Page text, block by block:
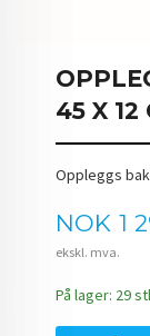
45 X 12
Oppleggs
Pris
NOK 1
ekskl. mva.
På lager: 29